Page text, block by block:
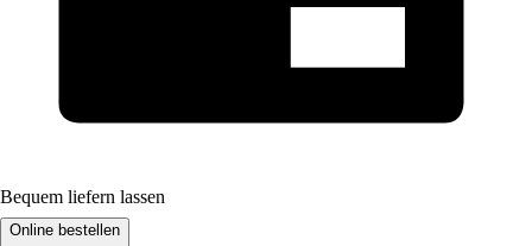
Bequem liefern lassen
Online bestellen